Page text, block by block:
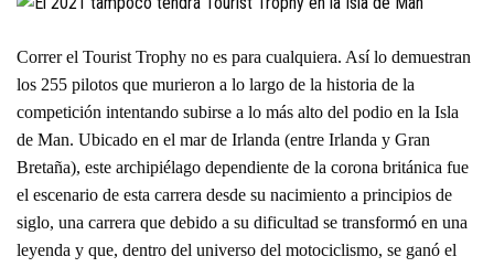
Correr el Tourist Trophy no es para cualquiera. Así lo demuestran
los 255 pilotos que murieron a lo largo de la historia de la
competición intentando subirse a lo más alto del podio en la Isla
de Man. Ubicado en el mar de Irlanda (entre Irlanda y Gran
Bretaña), este archipiélago dependiente de la corona británica fue
el escenario de esta carrera desde su nacimiento a principios de
siglo, una carrera que debido a su dificultad se transformó en una
leyenda y que, dentro del universo del motociclismo, se ganó el